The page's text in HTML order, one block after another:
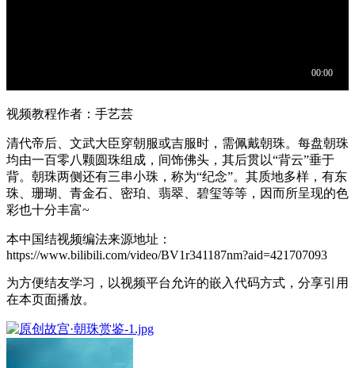
视频教程作者：手艺芸
清代帝后、文武大臣穿朝服或吉服时，需佩戴朝珠。每盘朝珠
均由一百零八颗圆珠组成，间饰佛头，其后贯以“背云”垂于
背。朝珠两侧还有三串小珠，称为“纪念”。其质地多样，有东
珠、珊瑚、青金石、密珀、翡翠、碧玺等等，因而所呈现的色
彩也十分丰富~
本中国结视频编法来源地址：
https://www.bilibili.com/video/BV1r341187nm?aid=421707093
为方便结友学习，以视频平台允许的嵌入代码方式，分享引用
在本页面播放。